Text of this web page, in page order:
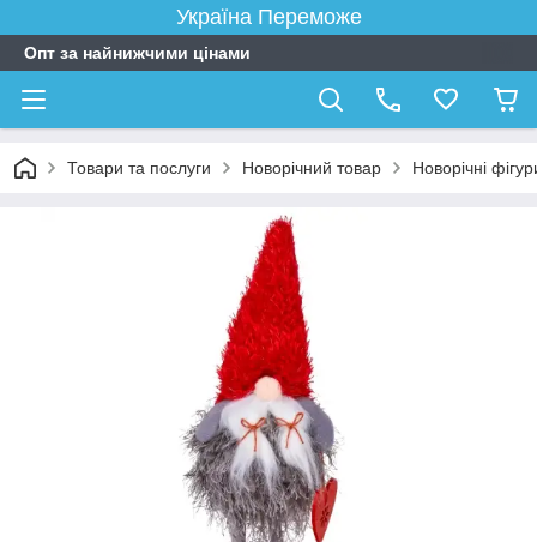
Україна Переможе
Опт за найнижчими цінами
Товари та послуги Новорічний товар Новорічні